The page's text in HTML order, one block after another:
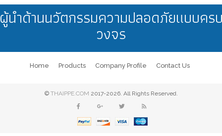
นำด้านนวัตกรรมความปลอดภัยแบบคร
วงจร
Home Products Company Profile Contact Us
© THAIPPE.COM 2017-2026. All Rights Reserved.